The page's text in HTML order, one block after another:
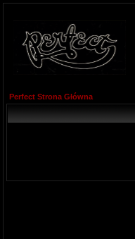
Perfect Strona Główna